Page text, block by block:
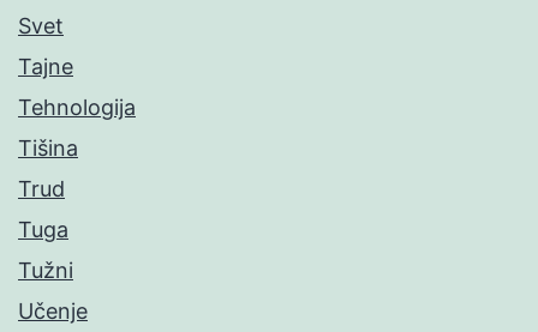
Svet
Tajne
Tehnologija
Tišina
Trud
Tuga
Tužni
Učenje